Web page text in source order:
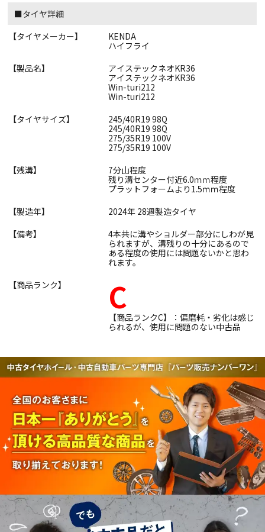
■タイヤ詳細
【タイヤメーカー】
KENDA
ハイフライ
【製品名】
アイステックネオKR36
アイステックネオKR36
Win-turi212
Win-turi212
【タイヤサイズ】
245/40R19 98Q
245/40R19 98Q
275/35R19 100V
275/35R19 100V
【残溝】
7分山程度
残り溝センター付近6.0ｍｍ程度
プラットフォームより1.5ｍｍ程度
【製造年】
2024年 28週製造タイヤ
【備考】
4本共に溝やショルダー部分にしわが見
られますが、溝残りの十分にあるので
ある程度の使用には問題ないかと思わ
れます。
【商品ランク】
C
【商品ランクC】：偏磨耗・劣化は感じ
られるが、使用に問題のない中古品